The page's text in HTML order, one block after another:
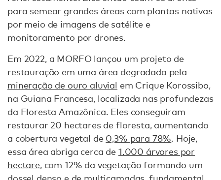
para semear grandes áreas com plantas nativas
por meio de imagens de satélite e
monitoramento por drones.
Em 2022, a MORFO lançou um projeto de
restauração em uma área degradada pela
mineração de ouro aluvial em Crique Korossibo,
na Guiana Francesa, localizada nas profundezas
da Floresta Amazônica. Eles conseguiram
restaurar 20 hectares de floresta, aumentando
a cobertura vegetal de 0,3% para 78%. Hoje,
essa área abriga cerca de 1.000 árvores por
hectare, com 12% da vegetação formando um
dossel denso e de multicamadas, fundamental